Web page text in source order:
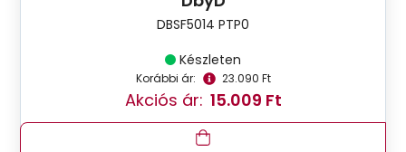
DBSF5014 PTP0
Készleten
Korábbi ár: 23.090 Ft
Akciós ár: 15.009 Ft